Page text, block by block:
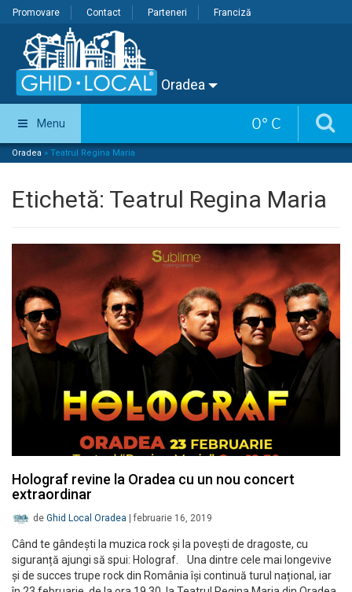
Promovare Contact Parteneri Franciză
Oradea
0° C
Menu
Oradea » Teatrul Regina Maria
Etichetă: Teatrul Regina Maria
Holograf revine la Oradea cu un nou concert
extraordinar
de Ghid Local Oradea februarie 16, 2019
Când te gândești la muzica rock și la povești de dragoste, cu
siguranță ajungi să spui: Holograf. Una dintre cele mai longevive
și de succes trupe rock din România își continuă turul național, iar